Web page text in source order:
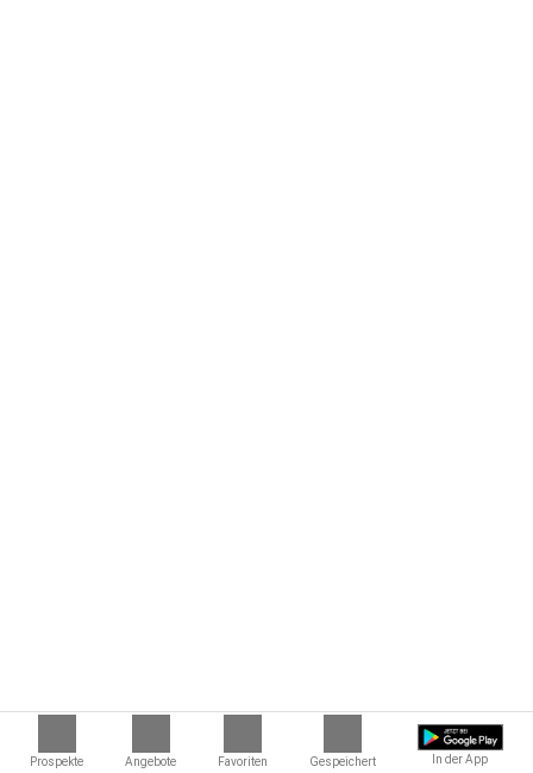
Prospekte Angebote Favoriten Gespeichert In der App